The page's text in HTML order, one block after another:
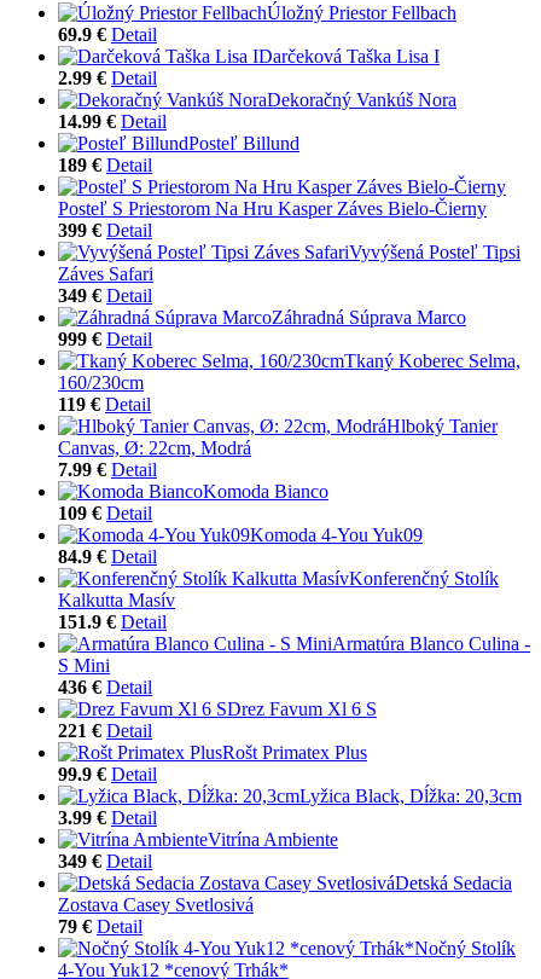
Úložný Priestor Fellbach
69.9 € Detail
Darčeková Taška Lisa I
2.99 € Detail
Dekoračný Vankúš Nora
14.99 € Detail
Posteľ Billund
189 € Detail
Posteľ S Priestorom Na Hru Kasper Záves Bielo-Čierny
399 € Detail
Vyvýšená Posteľ Tipsi
Záves Safari
349 € Detail
Záhradná Súprava Marco
999 € Detail
Tkaný Koberec Selma,
160/230cm
119 € Detail
Hlboký Tanier
Canvas, Ø: 22cm, Modrá
7.99 € Detail
Komoda Bianco
109 € Detail
Komoda 4-You Yuk09
84.9 € Detail
Konferenčný Stolík
Kalkutta Masív
151.9 € Detail
Armatúra Blanco Culina -
S Mini
436 € Detail
Drez Favum Xl 6 S
221 € Detail
Rošt Primatex Plus
99.9 € Detail
Lyžica Black, Dĺžka: 20,3cm
3.99 € Detail
Vitrína Ambiente
349 € Detail
Detská Sedacia
Zostava Casey Svetlosivá
79 € Detail
Nočný Stolík
4-You Yuk12 *cenový Trhák*